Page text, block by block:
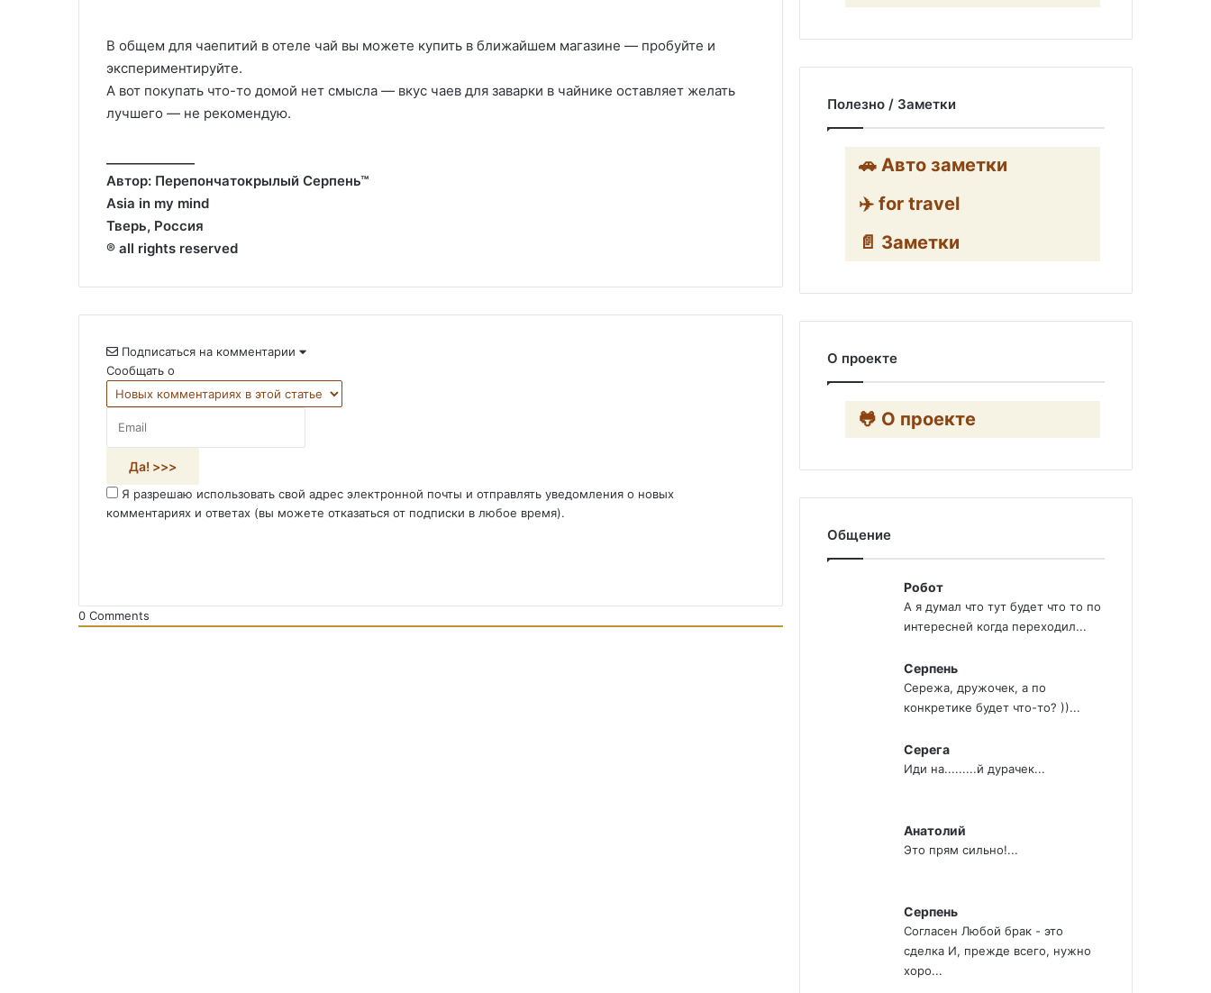
В общем для чаепитий в отеле чай вы можете купить в ближайшем магазине — пробуйте и
экспериментируйте.
А вот покупать что-то домой нет смысла — вкус чаев для заварки в чайнике оставляет желать
лучшего — не рекомендую.
Автор: Перепончатокрылый Серпень™
Asia in my mind
Тверь, Россия
® all rights reserved
Подписаться на комментарии
Сообщать о
Я разрешаю использовать свой адрес электронной почты и отправлять уведомления о новых
комментариях и ответах (вы можете отказаться от подписки в любое время).
0 Comments
Полезно / Заметки
🚗 Авто заметки
✈️ for travel
📄 Заметки
О проекте
🐸 О проекте
Общение
Робот
А я думал что тут будет что то по
интересней когда переходил...
Серпень
Сережа, дружочек, а по
конкретике будет что-то? ))...
Серега
Иди на.........й дурачек...
Анатолий
Это прям сильно!...
Серпень
Согласен Любой брак - это
сделка И, прежде всего, нужно
хоро...